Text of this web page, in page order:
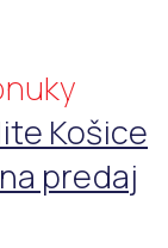
Košice
predaj